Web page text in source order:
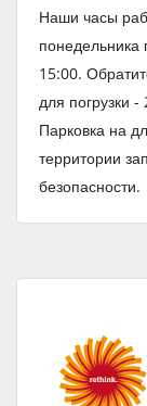
Наши часы
понедельника
15:00.
для погрузки
Парковка на
территории
безопасности.